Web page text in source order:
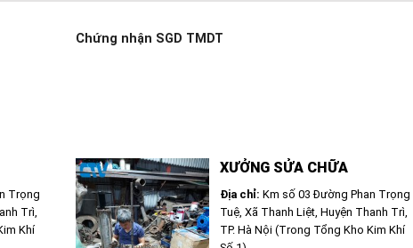
Chứng nhận SGD TMDT
Trọng
Trì,
Khí
XƯỞNG SỬA CHỮA
Địa chỉ: Km số 03 Đường Phan Trọng
Tuệ, Xã Thanh Liệt, Huyện Thanh Trì,
TP. Hà Nội (Trong Tổng Kho Kim Khí